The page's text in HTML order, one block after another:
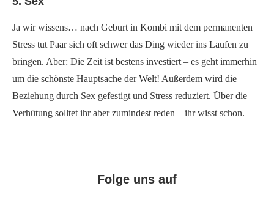
Ja wir wissens… nach Geburt in Kombi mit dem permanenten
Stress tut Paar sich oft schwer das Ding wieder ins Laufen zu
bringen. Aber: Die Zeit ist bestens investiert – es geht immerhin
um die schönste Hauptsache der Welt! Außerdem wird die
Beziehung durch Sex gefestigt und Stress reduziert. Über die
Verhütung solltet ihr aber zumindest reden – ihr wisst schon.
Folge uns auf